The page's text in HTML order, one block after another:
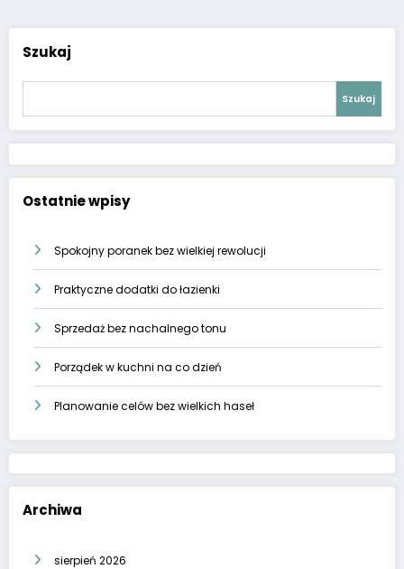
Szukaj
Szukaj
Ostatnie wpisy
Spokojny poranek bez wielkiej rewolucji
Praktyczne dodatki do łazienki
Sprzedaż bez nachalnego tonu
Porządek w kuchni na co dzień
Planowanie celów bez wielkich haseł
Archiwa
sierpień 2026